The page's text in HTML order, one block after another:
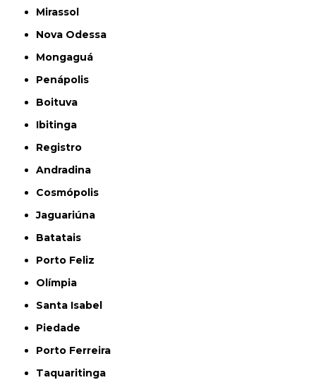
Mirassol
Nova Odessa
Mongaguá
Penápolis
Boituva
Ibitinga
Registro
Andradina
Cosmópolis
Jaguariúna
Batatais
Porto Feliz
Olímpia
Santa Isabel
Piedade
Porto Ferreira
Taquaritinga